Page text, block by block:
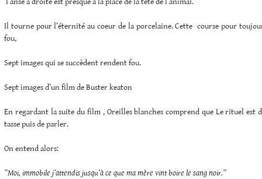
Il tourne pour l’éternité au coeur de la porcelaine. Cette course pour
fou,
Sept images qui se succèdent rendent fou.
Sept images d’un film de Buster keaton
En regardant la suite du film , Oreilles blanches comprend que Le rituel est
tasse puis de parler.
On entend alors:
”Moi, immobile j’attendis jusqu’à ce que ma mère vint boire le sang noir.”